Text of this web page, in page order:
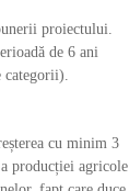
proiectului.
de 6 ani
categorii).
cu minim 3
producției agricole